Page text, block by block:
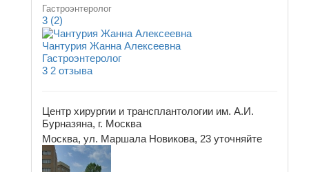
Гастроэнтеролог
3 (2)
Чантурия Жанна Алексеевна
Гастроэнтеролог
3 2 отзыва
Центр хирургии и трансплантологии им. А.И.
Бурназяна, г. Москва
Москва, ул. Маршала Новикова, 23 уточняйте